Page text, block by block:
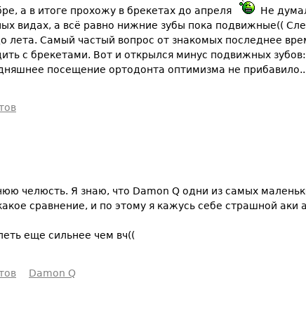
а в итоге прохожу в брекетах до апреля
Не
видах, а всё равно нижние зубы пока подвижные((
лета. Самый частый вопрос от знакомых последнее
с брекетами. Вот и открылся минус подвижных
посещение ортодонта оптимизма не
челюсть. Я знаю, что Damon Q одни из самых
сравнение, и по этому я кажусь себе страшной аки
еще сильнее чем вч((
Damon Q